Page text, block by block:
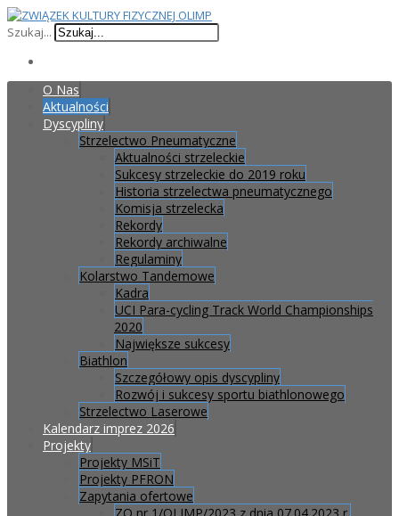
Szukaj...
O Nas
Aktualności
Dyscypliny
Strzelectwo Pneumatyczne
Aktualności strzeleckie
Sukcesy strzeleckie do 2019 roku
Historia strzelectwa pneumatycznego
Komisja strzelecka
Rekordy
Rekordy archiwalne
Regulaminy
Kolarstwo Tandemowe
Kadra
UCI Para-cycling Track World Championships
2020
Największe sukcesy
Biathlon
Szczegółowy opis dyscypliny
Rozwój i sukcesy sportu biathlonowego
Strzelectwo Laserowe
Kalendarz imprez 2026
Projekty
Projekty MSiT
Projekty PFRON
Zapytania ofertowe